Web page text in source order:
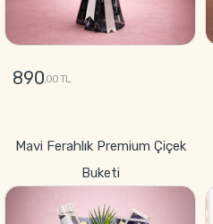
890,00 TL
Mavi Ferahlık Premium Çiçek
Buketi